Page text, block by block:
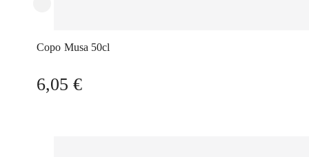
Copo Musa 50cl
6,05 €